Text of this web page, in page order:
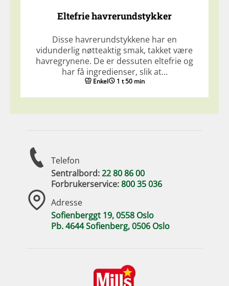
Eltefrie havrerundstykker
Disse havrerundstykkene har en
vidunderlig nøtteaktig smak, takket være
havregrynene. De er dessuten eltefrie og
har få ingredienser, slik at…
Enkel 1 t 50 min
Telefon
Sentralbord:22 80 86 00
Forbrukerservice:800 35 036
Adresse
Sofienberggt 19, 0558 Oslo
Pb. 4644 Sofienberg, 0506 Oslo